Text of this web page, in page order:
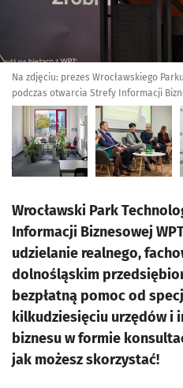
Na zdjęciu: prezes Wrocławskiego
podczas otwarcia Strefy Informacji
Wrocławski Park
Informacji Biznesowej
udzielanie realnego,
dolnośląskim
bezpłatną pomoc od
kilkudziesięciu urzędów i
biznesu w formie
jak możesz skorzystać!